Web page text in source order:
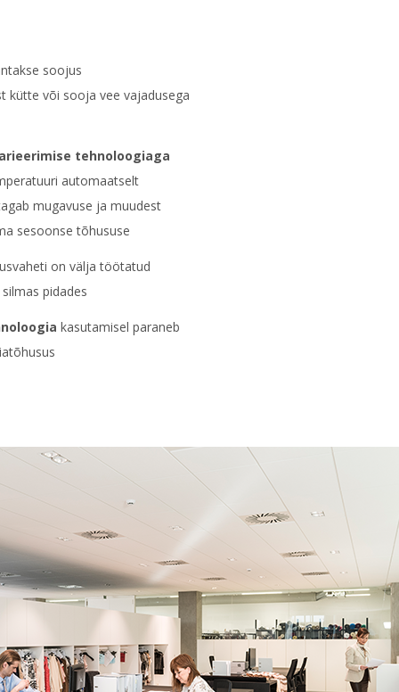
soojus
kütte või sooja vee vajadusega
tehnoloogiaga
automaatselt
mugavuse ja muudest
sesoonse tõhususe
on välja töötatud
pidades
kasutamisel paraneb